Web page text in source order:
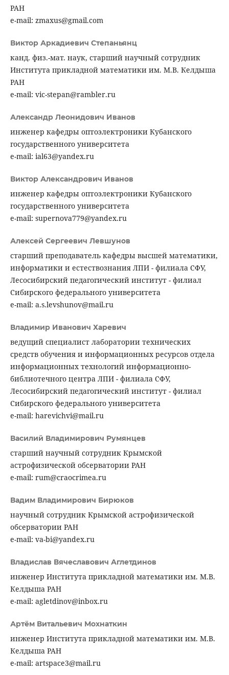
РАН
e-mail: zmaxus@gmail.com
Виктор Аркадиевич Степаньянц
канд. физ.-мат. наук, старший научный сотрудник
Института прикладной математики им. М.В. Келдыша
РАН
e-mail: vic-stepan@rambler.ru
Александр Леонидович Иванов
инженер кафедры оптоэлектроники Кубанского
государственного университета
e-mail: ial63@yandex.ru
Виктор Александрович Иванов
инженер кафедры оптоэлектроники Кубанского
государственного университета
e-mail: supernova779@yandex.ru
Алексей Сергеевич Левшунов
старший преподаватель кафедры высшей математики,
информатики и естествознания ЛПИ - филиала СФУ,
Лесосибирский педагогический институт - филиал
Сибирского федерального университета
e-mail: a.s.levshunov@mail.ru
Владимир Иванович Харевич
ведущий специалист лаборатории технических
средств обучения и информационных ресурсов отдела
информационных технологий информационно-
библиотечного центра ЛПИ - филиала СФУ,
Лесосибирский педагогический институт - филиал
Сибирского федерального университета
e-mail: harevichvi@mail.ru
Василий Владимирович Румянцев
старший научный сотрудник Крымской
астрофизической обсерватории РАН
e-mail: rum@craocrimea.ru
Вадим Владимирович Бирюков
научный сотрудник Крымской астрофизической
обсерватории РАН
e-mail: va-bi@yandex.ru
Владислав Вячеславович Аглетдинов
инженер Института прикладной математики им. М.В.
Келдыша РАН
e-mail: agletdinov@inbox.ru
Артём Витальевич Мохнаткин
инженер Института прикладной математики им. М.В.
Келдыша РАН
e-mail: artspace3@mail.ru